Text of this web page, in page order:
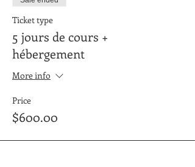
Ticket type
5 jours de cours +
hébergement
More info
Price
$600.00